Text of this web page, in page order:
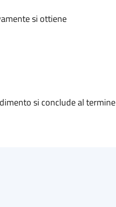
si ottiene
si conclude al termine